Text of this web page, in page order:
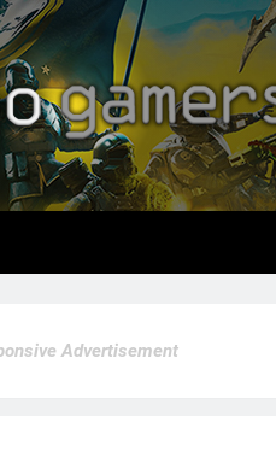
Advertisement